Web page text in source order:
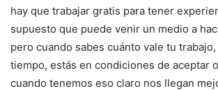
hay que trabajar gratis para tener
supuesto que puede venir un medio a
pero cuando sabes cuánto vale tu
tiempo, estás en condiciones de aceptar
cuando tenemos eso claro nos llegan